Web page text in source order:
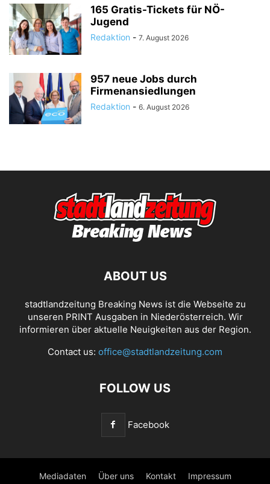
165 Gratis-Tickets für NÖ-
Jugend
Redaktion - 7. August 2026
957 neue Jobs durch
Firmenansiedlungen
Redaktion - 6. August 2026
ABOUT US
stadtlandzeitung Breaking News ist die Webseite zu
unseren PRINT Ausgaben in Niederösterreich. Wir
informieren über aktuelle Neuigkeiten aus der Region.
Contact us: office@stadtlandzeitung.com
FOLLOW US
Facebook
Mediadaten Über uns Kontakt Impressum